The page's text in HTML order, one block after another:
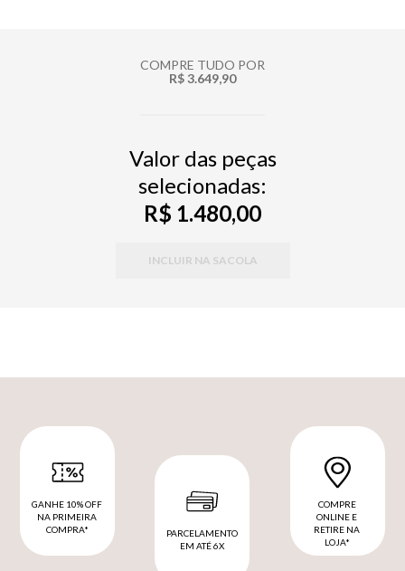
COMPRE TUDO POR
R$ 3.649,90
Valor das peças
selecionadas:
R$ 1.480,00
INCLUIR NA SACOLA
GANHE 10% OFF
NA PRIMEIRA
COMPRA*
PARCELAMENTO
EM ATÉ 6X
COMPRE
ONLINE E
RETIRE NA
LOJA*